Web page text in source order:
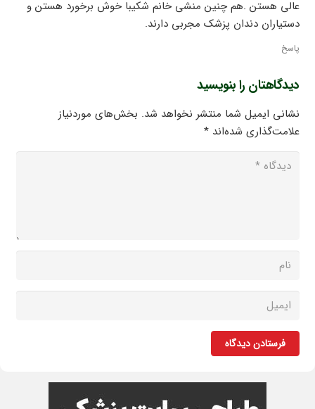
عالی هستن .هم چنین منشی خانم شکیبا خوش برخورد هستن و
دستیاران دندان پزشک مجربی دارند.
پاسخ
دیدگاهتان را بنویسید
نشانی ایمیل شما منتشر نخواهد شد. بخش‌های موردنیاز
علامت‌گذاری شده‌اند*
فرستادن دیدگاه